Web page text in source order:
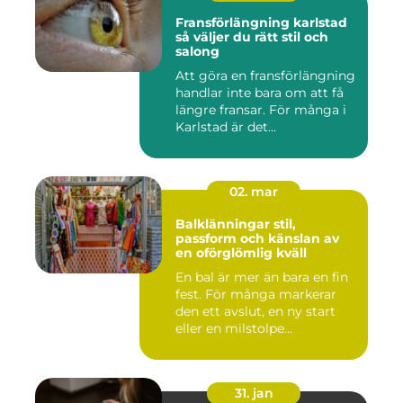
Fransförlängning karlstad
så väljer du rätt stil och
salong
Att göra en fransförlängning
handlar inte bara om att få
längre fransar. För många i
Karlstad är det...
02. mar
Balklänningar stil,
passform och känslan av
en oförglömlig kväll
En bal är mer än bara en fin
fest. För många markerar
den ett avslut, en ny start
eller en milstolpe...
31. jan